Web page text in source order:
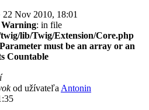
22 Nov 2010, 18:01
: in file
lib/Twig/Extension/Core.php
must be an array or an
Countable
od užívateľa Antonin